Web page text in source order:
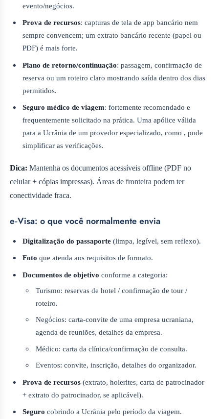
evento/negócios.
Prova de recursos: capturas de tela de app bancário nem
sempre convencem; um extrato bancário recente (papel ou
PDF) é mais forte.
Plano de retorno/continuação: passagem, confirmação de
reserva ou um roteiro claro mostrando saída dentro dos dias
permitidos.
Seguro médico de viagem: fortemente recomendado e
frequentemente solicitado na prática. Uma apólice válida
para a Ucrânia de um provedor especializado, como , pode
simplificar as verificações.
Dica: Mantenha os documentos acessíveis offline (PDF no
celular + cópias impressas). Áreas de fronteira podem ter
conectividade fraca.
e‑Visa: o que você normalmente envia
Digitalização do passaporte (limpa, legível, sem reflexo).
Foto que atenda aos requisitos de formato.
Documentos de objetivo conforme a categoria:
Turismo: reservas de hotel / confirmação de tour /
roteiro.
Negócios: carta-convite de uma empresa ucraniana,
agenda de reuniões, detalhes da empresa.
Médico: carta da clínica/confirmação de consulta.
Eventos: convite, inscrição, detalhes do organizador.
Prova de recursos (extrato, holerites, carta de patrocinador
+ extrato do patrocinador, se aplicável).
Seguro cobrindo a Ucrânia pelo período da viagem.